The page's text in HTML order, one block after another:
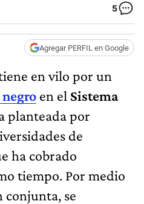
5
Agregar PERFIL en Google
en vilo por un
en el Sistema
planteada por
de
ha cobrado
tiempo. Por medio
conjunta, se